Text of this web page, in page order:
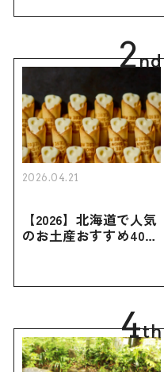
2nd
2026.04.21
【2026】北海道で人気
のお土産おすすめ40選
買えない限定品、女性
4th